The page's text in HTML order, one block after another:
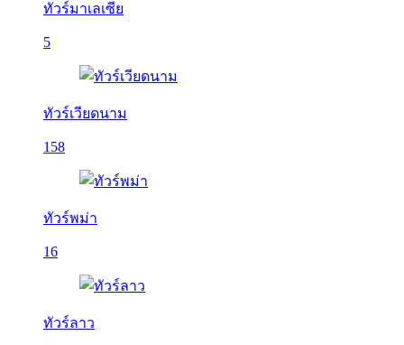
ทัวร์มาเลเซีย
5
ทัวร์เวียดนาม
158
ทัวร์พม่า
16
ทัวร์ลาว